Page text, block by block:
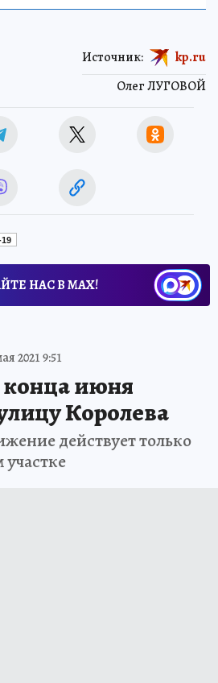
Олег ЛУГОВОЙ
Источник: kp.ru
НАС В МАХ!
2021 9:51
июня
Королева
действует только